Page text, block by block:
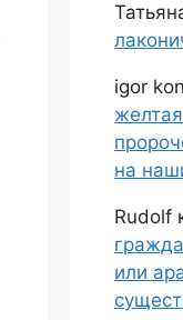
igor
на
Rudolf
или